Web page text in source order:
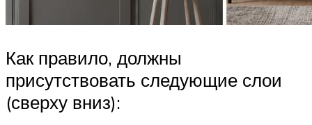
Как правило, должны
присутствовать следующие слои
(сверху вниз):